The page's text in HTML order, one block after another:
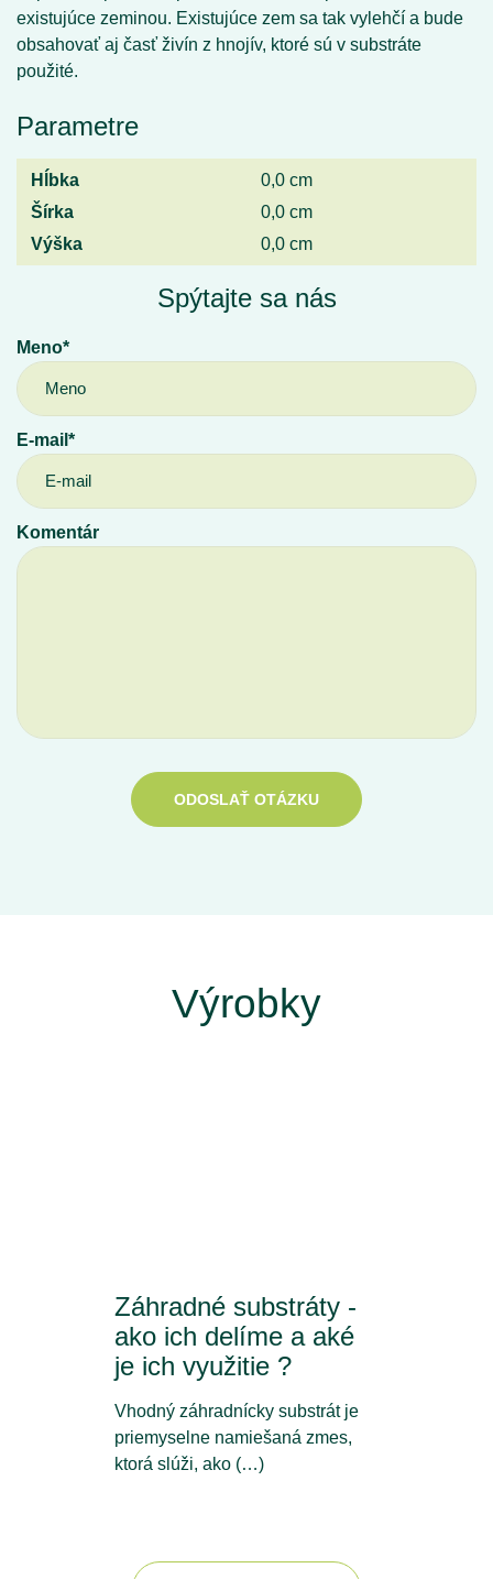
existujúce zeminou. Existujúce zem sa tak vylehčí a bude
obsahovať aj časť živín z hnojív, ktoré sú v substráte
použité.
Parametre
Hĺbka
0,0 cm
Šírka
0,0 cm
Výška
0,0 cm
Spýtajte sa nás
Meno*
E-mail*
Komentár
ODOSLAŤ OTÁZKU
Výrobky
Záhradné substráty -
ako ich delíme a aké
je ich využitie ?
Vhodný záhradnícky substrát je
priemyselne namiešaná zmes,
ktorá slúži, ako (…)